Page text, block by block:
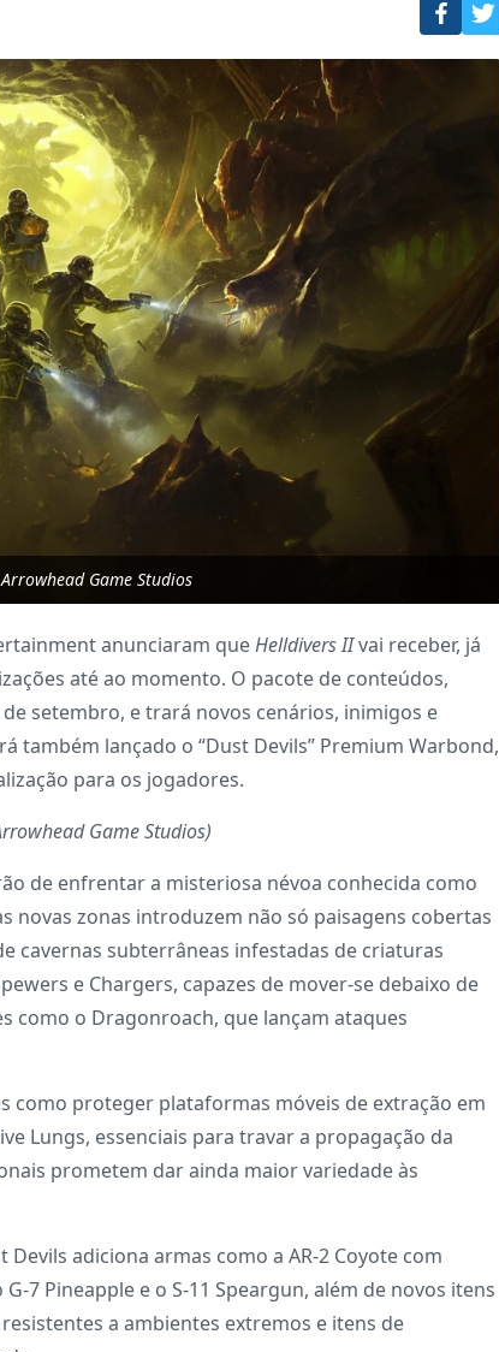
Game Studios
anunciaram queHelldivers IIvai receber, já
até ao momento. O pacote de conteúdos,
setembro, e trará novos cenários, inimigos e
também lançado o “Dust Devils” Premium Warbond,
para os jogadores.
Game Studios)
de enfrentar a misteriosa névoa conhecida como
novas zonas introduzem não só paisagens cobertas
cavernas subterrâneas infestadas de criaturas
e Chargers, capazes de mover-se debaixo de
como o Dragonroach, que lançam ataques
como proteger plataformas móveis de extração em
Lungs, essenciais para travar a propagação da
prometem dar ainda maior variedade às
adiciona armas como a AR-2 Coyote com
7 Pineapple e o S-11 Speargun, além de novos itens
a ambientes extremos e itens de